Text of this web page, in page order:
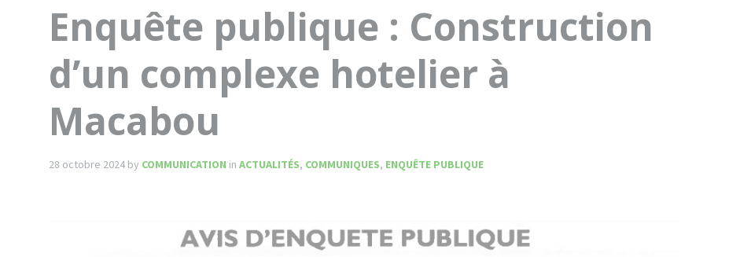
Enquête publique : Construction
d’un complexe hotelier à
Macabou
28 octobre 2024 by COMMUNICATION in ACTUALITÉS, COMMUNIQUES, ENQUÊTE PUBLIQUE